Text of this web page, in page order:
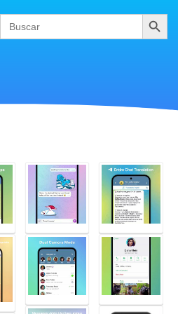
Search
for:
Buscar